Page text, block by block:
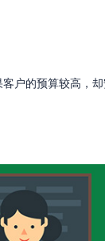
户的预算较高，